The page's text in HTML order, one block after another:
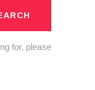
for, please